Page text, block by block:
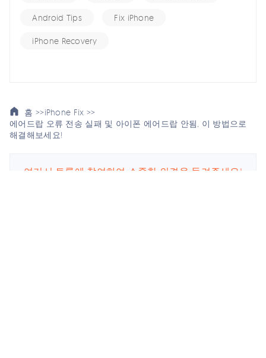
Android Tips Fix iPhone
iPhone Recovery
홈 >>iPhone Fix >>
에어드랍 오류 전송 실패 및 아이폰 에어드랍 안됨, 이 방법으로
해결해보세요!
여기서 토론에 참여하여 소중한 의견을 들려주세요!